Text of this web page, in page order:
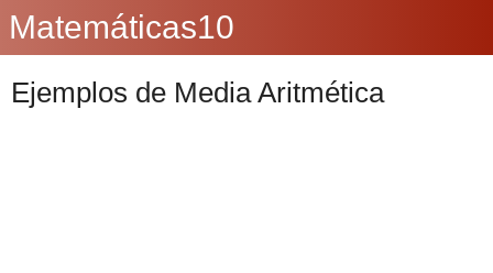
Matemáticas10
Ejemplos de Media Aritmética